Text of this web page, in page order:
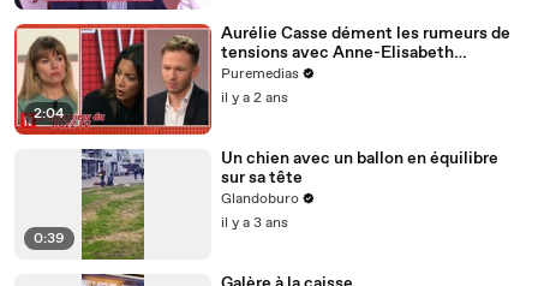
2:04
Aurélie Casse dément les rumeurs de
tensions avec Anne-Elisabeth
Lemoine
Puremedias
il y a 2 ans
0:39
Un chien avec un ballon en équilibre
sur sa tête
Glandoburo
il y a 3 ans